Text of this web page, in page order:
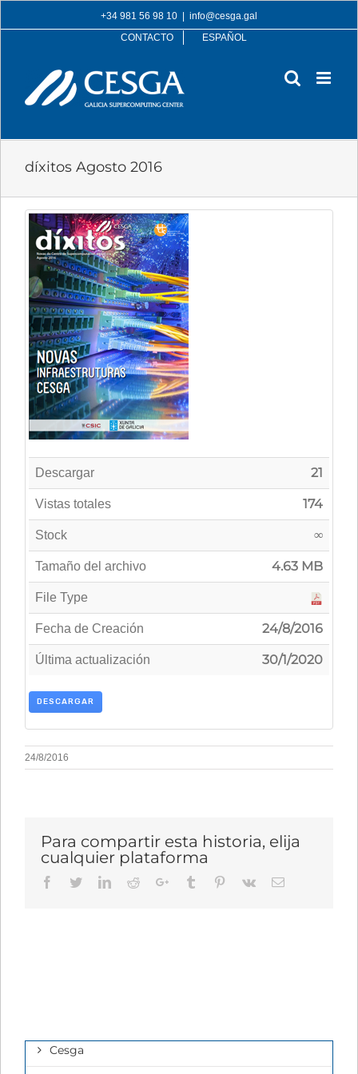
to
+34 981 56 98 10
info@cesga.gal
CONTACTO
ESPAÑOL
díxitos Agosto 2016
Descargar 21
Vistas totales 174
Stock ∞
Tamaño del archivo 4.63 MB
File Type
Fecha de Creación 24/8/2016
Última actualización 30/1/2020
DESCARGAR
24/8/2016
Para compartir esta historia, elija
cualquier plataforma
Facebook
TwitterLinkedIn
RedditGoogle+Tumblr Pinterest
Vk Email
Cesga